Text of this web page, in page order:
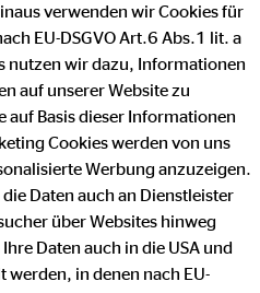
verwenden wir Cookies für
EU-DSGVO Art.6 Abs.1 lit. a
nutzen wir dazu, Informationen
auf unserer Website zu
auf Basis dieser Informationen
Cookies werden von uns
Werbung anzuzeigen.
Daten auch an Dienstleister
über Websites hinweg
Daten auch in die USA und
in denen nach EU-